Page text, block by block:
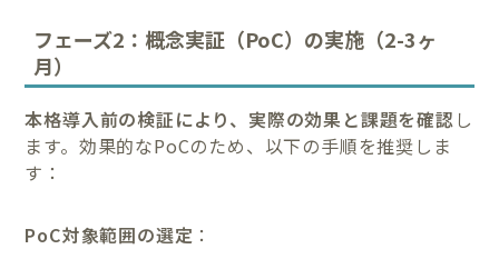
フェーズ2：概念実証（PoC）の実施（2-3ヶ
月）
本格導入前の検証により、実際の効果と課題を確認 し
ます。効果的なPoCのため、以下の手順を推奨しま
す：
PoC対象範囲の選定 ：